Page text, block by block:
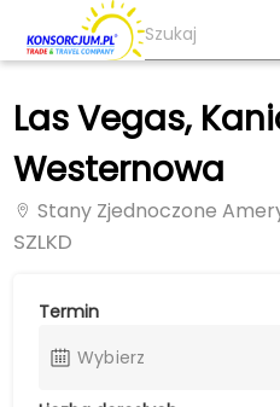
Las Vegas,
Westernowa
Stany Zjednoczone
SZLKD
Termin
Wybierz